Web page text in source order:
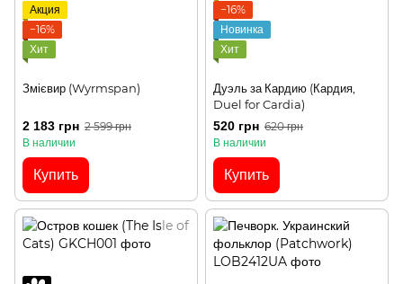
Акция
−16%
Хит
Змієвир (Wyrmspan)
2 183 грн 2 599 грн
В наличии
Купить
−16%
Новинка
Хит
Дуэль за Кардию (Кардия,
Duel for Cardia)
520 грн 620 грн
В наличии
Купить